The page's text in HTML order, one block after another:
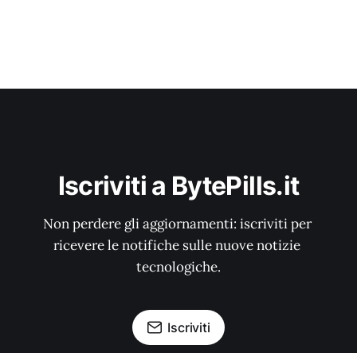
Iscriviti a BytePills.it
Non perdere gli aggiornamenti: iscriviti per
ricevere le notifiche sulle nuove notizie
tecnologiche.
Iscriviti